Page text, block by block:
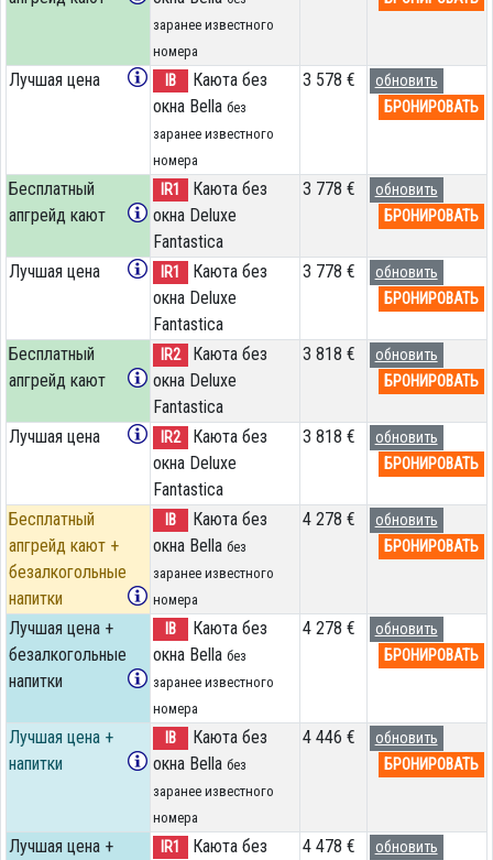
заранее известного
номера
Лучшая цена IB
Каюта без
окна Bella без
заранее известного
номера
3 578 €
обновить
БРОНИРОВАТЬ
Бесплатный
апгрейд кают
IR1
Каюта без
окна Deluxe
Fantastica
3 778 €
обновить
БРОНИРОВАТЬ
Лучшая цена IR1
Каюта без
окна Deluxe
Fantastica
3 778 €
обновить
БРОНИРОВАТЬ
Бесплатный
апгрейд кают
IR2
Каюта без
окна Deluxe
Fantastica
3 818 €
обновить
БРОНИРОВАТЬ
Лучшая цена IR2
Каюта без
окна Deluxe
Fantastica
3 818 €
обновить
БРОНИРОВАТЬ
Бесплатный
апгрейд кают +
безалкогольные
напитки
IB
Каюта без
окна Bella без
заранее известного
номера
4 278 €
обновить
БРОНИРОВАТЬ
Лучшая цена +
безалкогольные
напитки
IB
Каюта без
окна Bella без
заранее известного
номера
4 278 €
обновить
БРОНИРОВАТЬ
Лучшая цена +
напитки
IB
Каюта без
окна Bella без
заранее известного
номера
4 446 €
обновить
БРОНИРОВАТЬ
Лучшая цена +
IR1
Каюта без
4 478 €
обновить